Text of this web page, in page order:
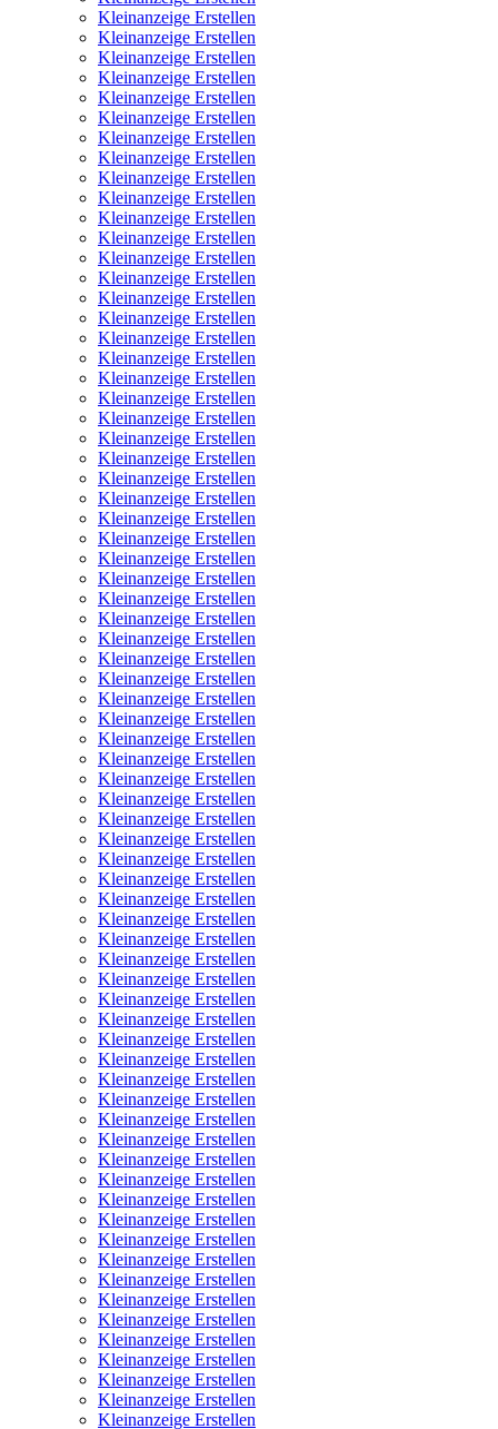
Kleinanzeige Erstellen
Kleinanzeige Erstellen
Kleinanzeige Erstellen
Kleinanzeige Erstellen
Kleinanzeige Erstellen
Kleinanzeige Erstellen
Kleinanzeige Erstellen
Kleinanzeige Erstellen
Kleinanzeige Erstellen
Kleinanzeige Erstellen
Kleinanzeige Erstellen
Kleinanzeige Erstellen
Kleinanzeige Erstellen
Kleinanzeige Erstellen
Kleinanzeige Erstellen
Kleinanzeige Erstellen
Kleinanzeige Erstellen
Kleinanzeige Erstellen
Kleinanzeige Erstellen
Kleinanzeige Erstellen
Kleinanzeige Erstellen
Kleinanzeige Erstellen
Kleinanzeige Erstellen
Kleinanzeige Erstellen
Kleinanzeige Erstellen
Kleinanzeige Erstellen
Kleinanzeige Erstellen
Kleinanzeige Erstellen
Kleinanzeige Erstellen
Kleinanzeige Erstellen
Kleinanzeige Erstellen
Kleinanzeige Erstellen
Kleinanzeige Erstellen
Kleinanzeige Erstellen
Kleinanzeige Erstellen
Kleinanzeige Erstellen
Kleinanzeige Erstellen
Kleinanzeige Erstellen
Kleinanzeige Erstellen
Kleinanzeige Erstellen
Kleinanzeige Erstellen
Kleinanzeige Erstellen
Kleinanzeige Erstellen
Kleinanzeige Erstellen
Kleinanzeige Erstellen
Kleinanzeige Erstellen
Kleinanzeige Erstellen
Kleinanzeige Erstellen
Kleinanzeige Erstellen
Kleinanzeige Erstellen
Kleinanzeige Erstellen
Kleinanzeige Erstellen
Kleinanzeige Erstellen
Kleinanzeige Erstellen
Kleinanzeige Erstellen
Kleinanzeige Erstellen
Kleinanzeige Erstellen
Kleinanzeige Erstellen
Kleinanzeige Erstellen
Kleinanzeige Erstellen
Kleinanzeige Erstellen
Kleinanzeige Erstellen
Kleinanzeige Erstellen
Kleinanzeige Erstellen
Kleinanzeige Erstellen
Kleinanzeige Erstellen
Kleinanzeige Erstellen
Kleinanzeige Erstellen
Kleinanzeige Erstellen
Kleinanzeige Erstellen
Kleinanzeige Erstellen